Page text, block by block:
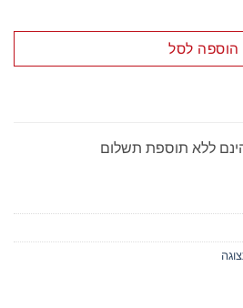
הוספה לסל
ללא תוספת תשלום